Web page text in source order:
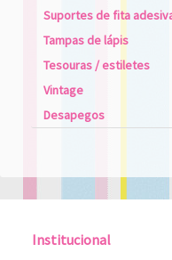
Suportes de fita
Tampas de lápis
Tesouras / estiletes
Vintage
Desapegos
Institucional